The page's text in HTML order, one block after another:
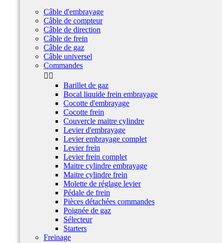
Câble d'embrayage
Câble de compteur
Câble de direction
Câble de frein
Câble de gaz
Câble universel
Commandes
 
Barillet de gaz
Bocal liquide frein embrayage
Cocotte d'embrayage
Cocotte frein
Couvercle maitre cylindre
Levier d'embrayage
Levier embrayage complet
Levier frein
Levier frein complet
Maitre cylindre embrayage
Maitre cylindre frein
Molette de réglage levier
Pédale de frein
Pièces détachées commandes
Poignée de gaz
Sélecteur
Starters
Freinage